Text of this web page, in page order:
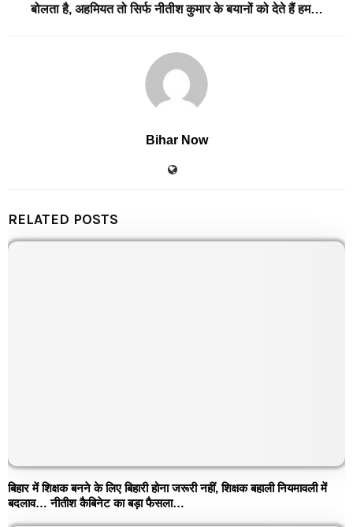
बोलता है, अहमियत तो सिर्फ नीतीश कुमार के बयानों को देते हैं हम…
Bihar Now
RELATED POSTS
बिहार में शिक्षक बनने के लिए बिहारी होना जरूरी नहीं, शिक्षक बहाली नियमावली में
बदलाव… नीतीश कैबिनेट का बड़ा फैसला…